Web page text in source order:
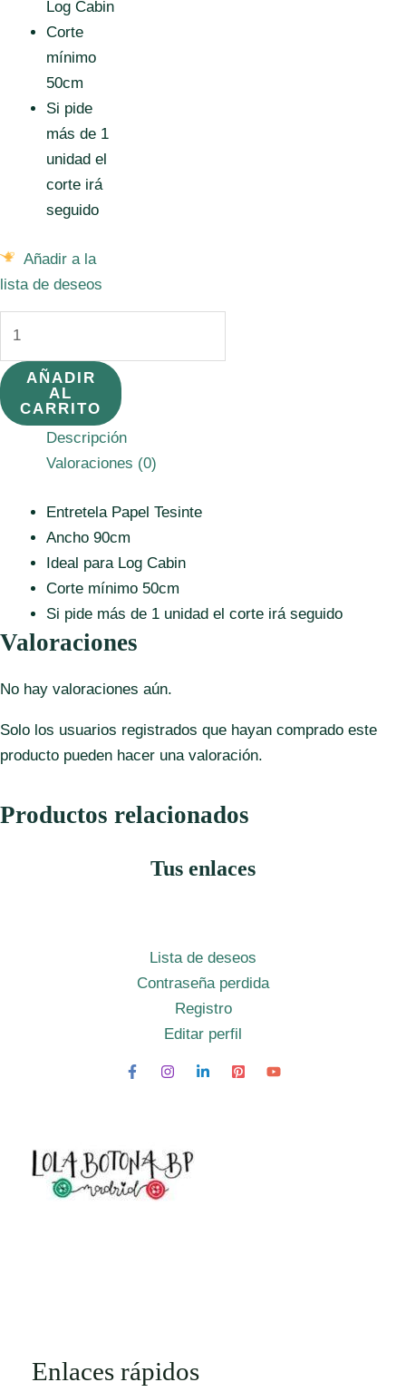
Log Cabin
Corte
mínimo
50cm
Si pide
más de 1
unidad el
corte irá
seguido
Añadir a la
lista de deseos
blanco
cantidad
AÑADIR
AL
CARRITO
Descripción
Valoraciones (0)
Entretela Papel Tesinte
Ancho 90cm
Ideal para Log Cabin
Corte mínimo 50cm
Si pide más de 1 unidad el corte irá seguido
Valoraciones
No hay valoraciones aún.
Solo los usuarios registrados que hayan comprado este
producto pueden hacer una valoración.
Productos relacionados
Tus enlaces
Lista de deseos
Contraseña perdida
Registro
Editar perfil
Enlaces rápidos